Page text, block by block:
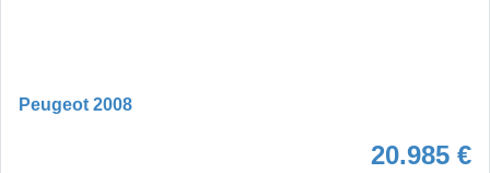
Peugeot 2008
20.985 €